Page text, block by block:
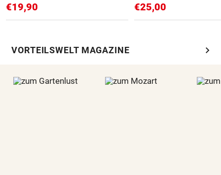
€19,90 €25,00
VORTEILSWELT MAGAZINE chevron_right